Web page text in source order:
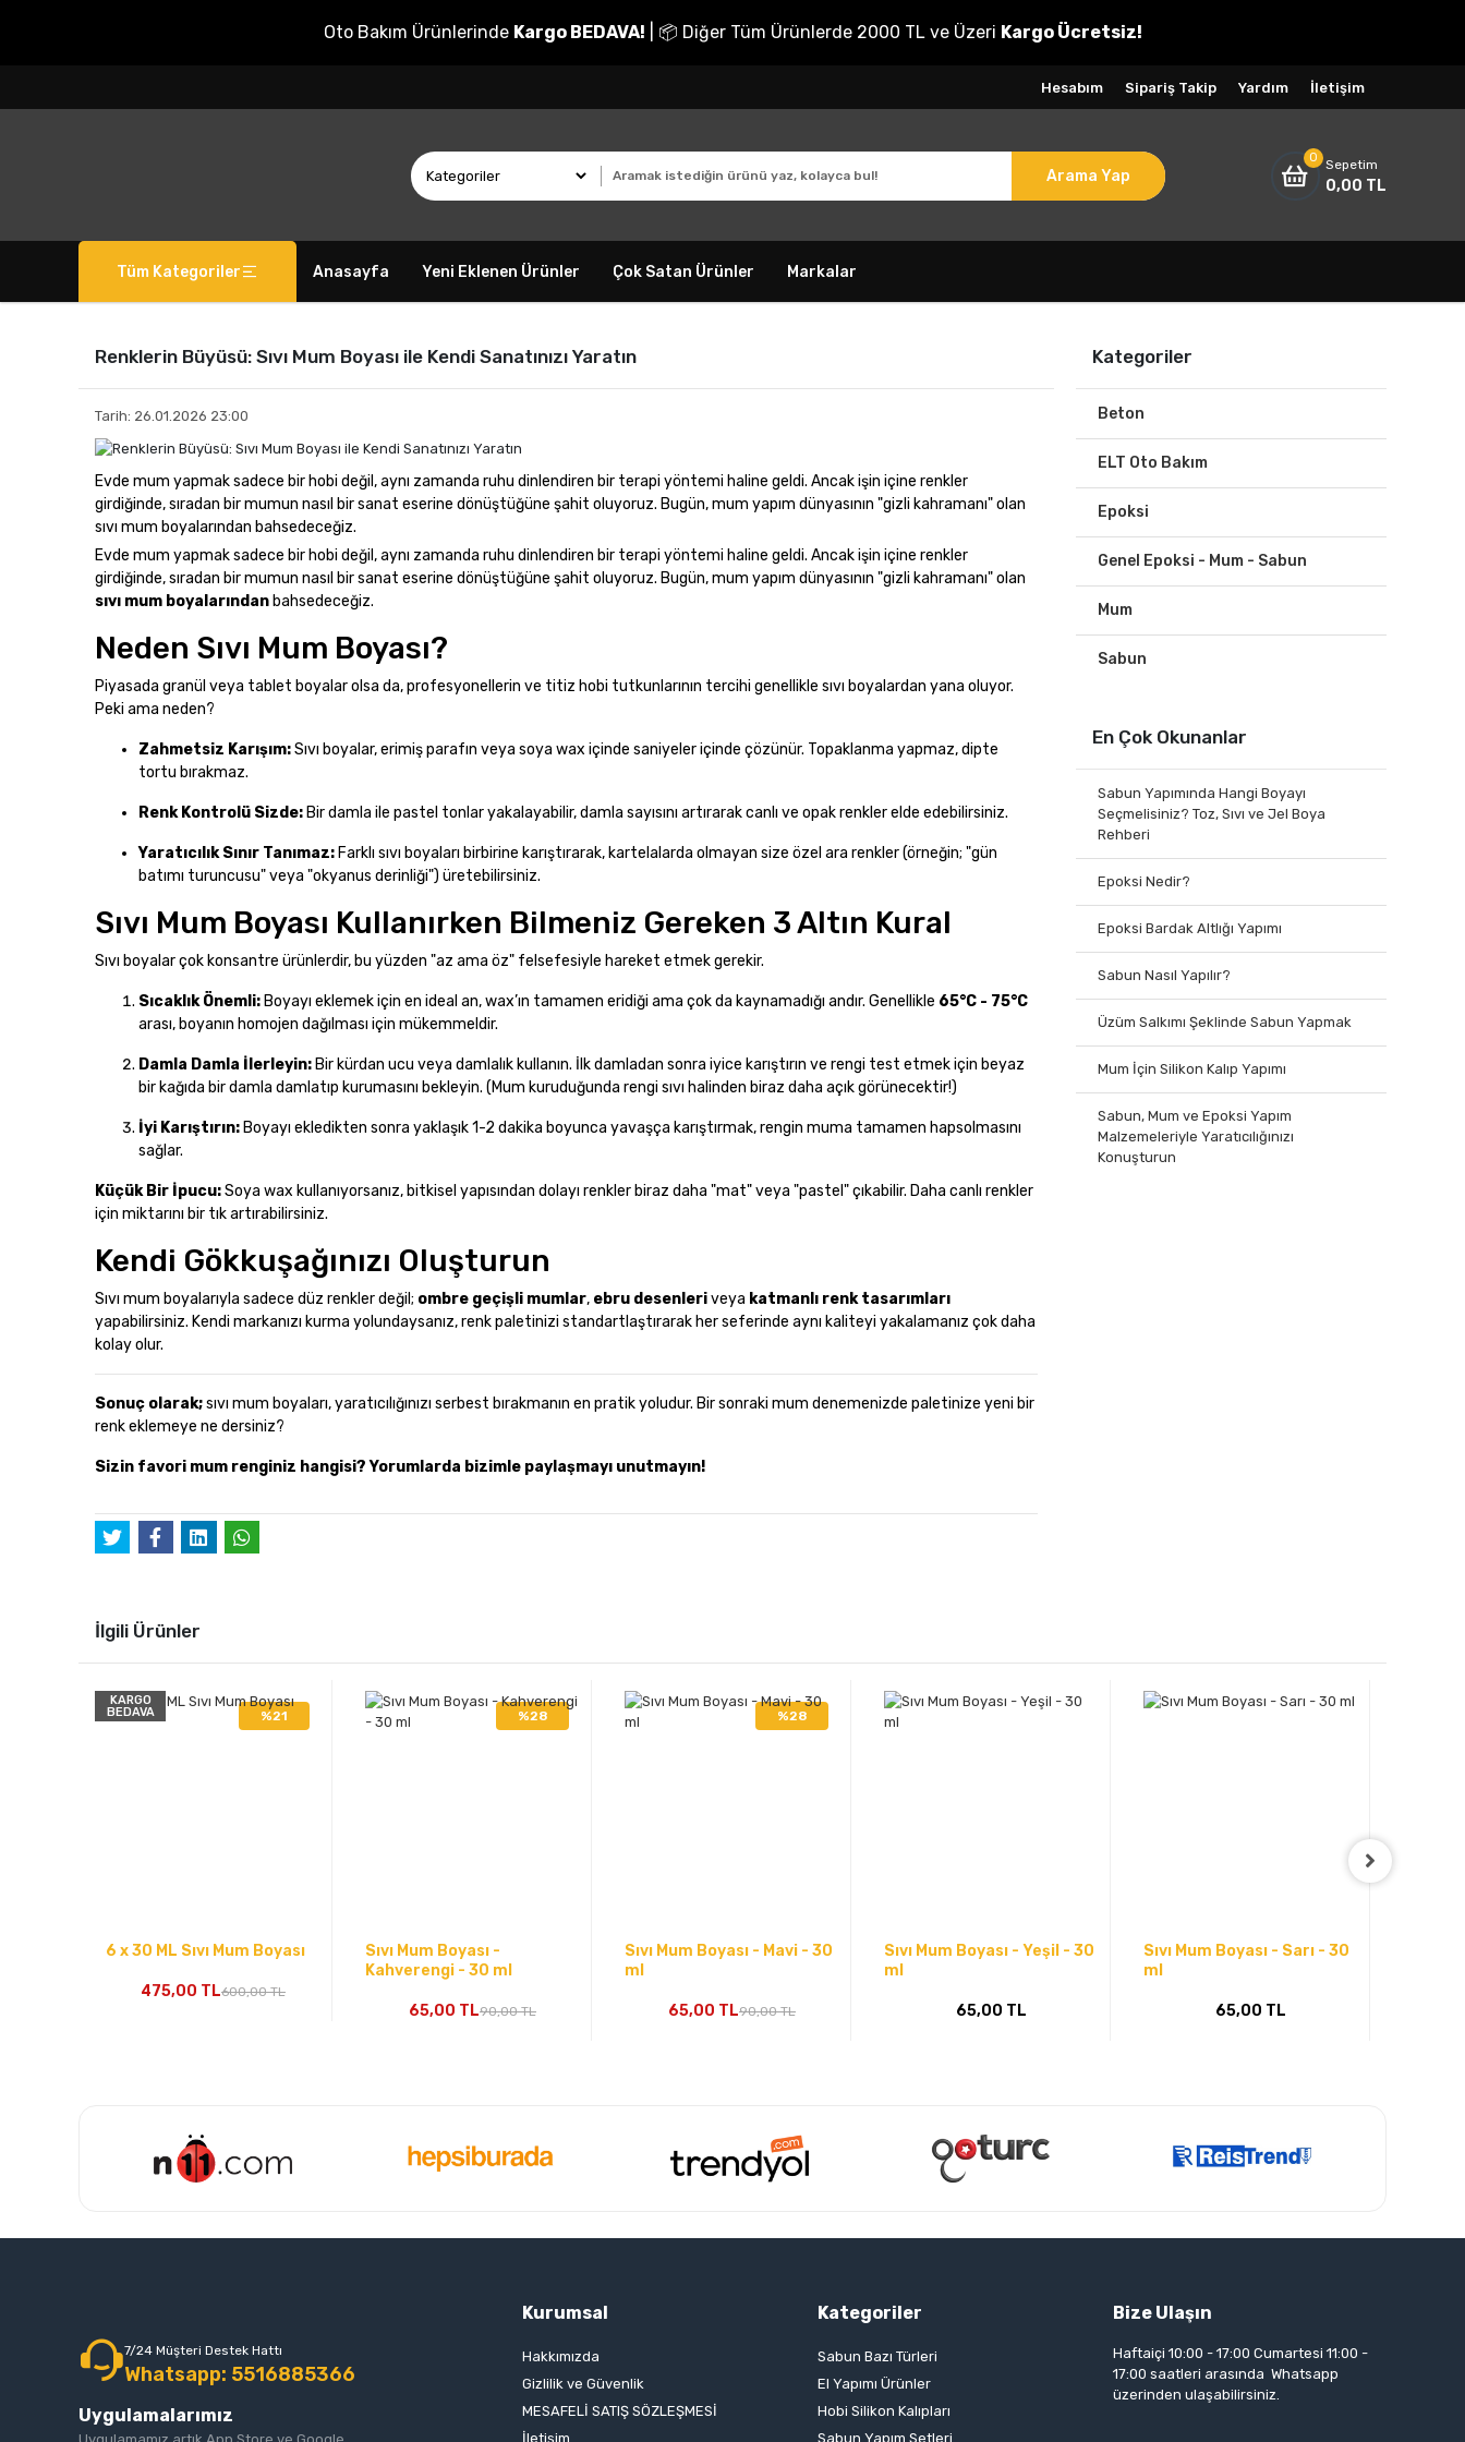
Oto Bakım Ürünlerinde Kargo BEDAVA! | 📦 Diğer Tüm Ürünlerde 2000 TL ve Üzeri Kargo Ücretsiz!
Hesabım Sipariş Takip Yardım İletişim
Arama Yap
0 Sepetim
0,00 TL
Tüm Kategoriler Anasayfa Yeni Eklenen Ürünler Çok Satan Ürünler Markalar
Renklerin Büyüsü: Sıvı Mum Boyası ile Kendi Sanatınızı Yaratın
Tarih: 26.01.2026 23:00
Evde mum yapmak sadece bir hobi değil, aynı zamanda ruhu dinlendiren bir terapi yöntemi haline geldi. Ancak işin içine renkler
girdiğinde, sıradan bir mumun nasıl bir sanat eserine dönüştüğüne şahit oluyoruz. Bugün, mum yapım dünyasının "gizli kahramanı" olan
sıvı mum boyalarından bahsedeceğiz.
Evde mum yapmak sadece bir hobi değil, aynı zamanda ruhu dinlendiren bir terapi yöntemi haline geldi. Ancak işin içine renkler
girdiğinde, sıradan bir mumun nasıl bir sanat eserine dönüştüğüne şahit oluyoruz. Bugün, mum yapım dünyasının "gizli kahramanı" olan
sıvı mum boyalarından bahsedeceğiz.
Neden Sıvı Mum Boyası?
Piyasada granül veya tablet boyalar olsa da, profesyonellerin ve titiz hobi tutkunlarının tercihi genellikle sıvı boyalardan yana oluyor.
Peki ama neden?
Zahmetsiz Karışım:Sıvı boyalar, erimiş parafın veya soya wax içinde saniyeler içinde çözünür. Topaklanma yapmaz, dipte
tortu bırakmaz.
Renk Kontrolü Sizde: Bir damla ile pastel tonlar yakalayabilir, damla sayısını artırarak canlı ve opak renkler elde edebilirsiniz.
Yaratıcılık Sınır Tanımaz: Farklı sıvı boyaları birbirine karıştırarak, kartelalarda olmayan size özel ara renkler (örneğin; "gün
batımı turuncusu" veya "okyanus derinliği") üretebilirsiniz.
Sıvı Mum Boyası Kullanırken Bilmeniz Gereken 3 Altın Kural
Sıvı boyalar çok konsantre ürünlerdir, bu yüzden "az ama öz" felsefesiyle hareket etmek gerekir.
Sıcaklık Önemli: Boyayı eklemek için en ideal an, wax’ın tamamen eridiği ama çok da kaynamadığı andır. Genellikle 65°C - 75°C
arası, boyanın homojen dağılması için mükemmeldir.
Damla Damla İlerleyin: Bir kürdan ucu veya damlalık kullanın. İlk damladan sonra iyice karıştırın ve rengi test etmek için beyaz
bir kağıda bir damla damlatıp kurumasını bekleyin. (Mum kuruduğunda rengi sıvı halinden biraz daha açık görünecektir!)
İyi Karıştırın: Boyayı ekledikten sonra yaklaşık 1-2 dakika boyunca yavaşça karıştırmak, rengin muma tamamen hapsolmasını
sağlar.
Küçük Bir İpucu:Soya wax kullanıyorsanız, bitkisel yapısından dolayı renkler biraz daha "mat" veya "pastel" çıkabilir. Daha canlı renkler
için miktarını bir tık artırabilirsiniz.
Kendi Gökkuşağınızı Oluşturun
Sıvı mum boyalarıyla sadece düz renkler değil; ombre geçişli mumlar, ebru desenleriveya katmanlı renk tasarımları
yapabilirsiniz. Kendi markanızı kurma yolundaysanız, renk paletinizi standartlaştırarak her seferinde aynı kaliteyi yakalamanız çok daha
kolay olur.
Sonuç olarak;sıvı mum boyaları, yaratıcılığınızı serbest bırakmanın en pratik yoludur. Bir sonraki mum denemenizde paletinize yeni bir
renk eklemeye ne dersiniz?
Sizin favori mum renginiz hangisi? Yorumlarda bizimle paylaşmayı unutmayın!
Kategoriler
Beton
ELT Oto Bakım
Epoksi
Genel Epoksi - Mum - Sabun
Mum
Sabun
En Çok Okunanlar
Sabun Yapımında Hangi Boyayı
Seçmelisiniz? Toz, Sıvı ve Jel Boya
Rehberi
Epoksi Nedir?
Epoksi Bardak Altlığı Yapımı
Sabun Nasıl Yapılır?
Üzüm Salkımı Şeklinde Sabun Yapmak
Mum İçin Silikon Kalıp Yapımı
Sabun, Mum ve Epoksi Yapım
Malzemeleriyle Yaratıcılığınızı
Konuşturun
İlgili Ürünler
KARGO
BEDAVA
%21
6 x 30 ML Sıvı Mum Boyası
475,00 TL600,00 TL
%28
Sıvı Mum Boyası -
Kahverengi - 30 ml
65,00 TL90,00 TL
%28
Sıvı Mum Boyası - Mavi - 30
ml
65,00 TL90,00 TL
Sıvı Mum Boyası - Yeşil - 30
ml
65,00 TL
Sıvı Mum Boyası - Sarı - 30
ml
65,00 TL
7/24 Müşteri Destek Hattı
Whatsapp: 5516885366
Uygulamalarımız
Kurumsal
Hakkımızda
Gizlilik ve Güvenlik
MESAFELİ SATIŞ SÖZLEŞMESİ
İletişim
Kategoriler
Sabun Bazı Türleri
El Yapımı Ürünler
Hobi Silikon Kalıpları
Sabun Yapım Setleri
Bize Ulaşın
Haftaiçi 10:00 - 17:00 Cumartesi 11:00 -
17:00 saatleri arasında Whatsapp
üzerinden ulaşabilirsiniz.